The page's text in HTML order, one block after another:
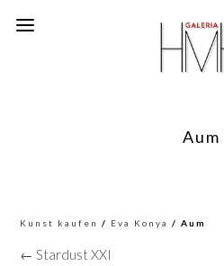
Aum
Kunst kaufen / Eva Konya / Aum
← Stardust XXI